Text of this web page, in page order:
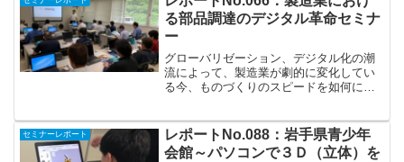
果、造形方式に...
る部品調達のデジタル革命セミナ
ー
グローバリゼーション、デジタル化の潮
流によって、製造業が劇的に変化してい
る今、ものづくりのスピードを如何に加
略」が年々重要になってきています。こ
れらの課題を確実に解決して...
セミナーレポート
レポートNo.088：岩手県青少年
会館～パソコンで３Ｄ（立体）を